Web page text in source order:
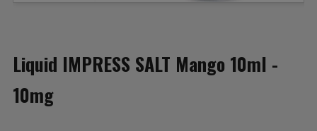
Liquid IMPRESS SALT Mango 10ml -
10mg